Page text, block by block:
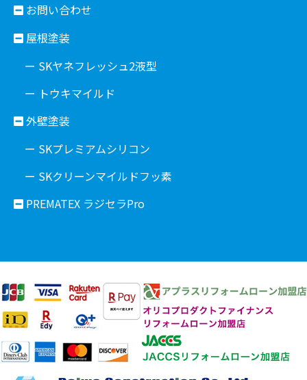
お問い合わせ
屋根塗装
ー SKヤネフレッシュ2液型
ー トウキマイルド
外壁塗装
ー SKプレミアムシリコン
ー SKクリーンマイルドフッ素
PREMATEX ラジセラPro